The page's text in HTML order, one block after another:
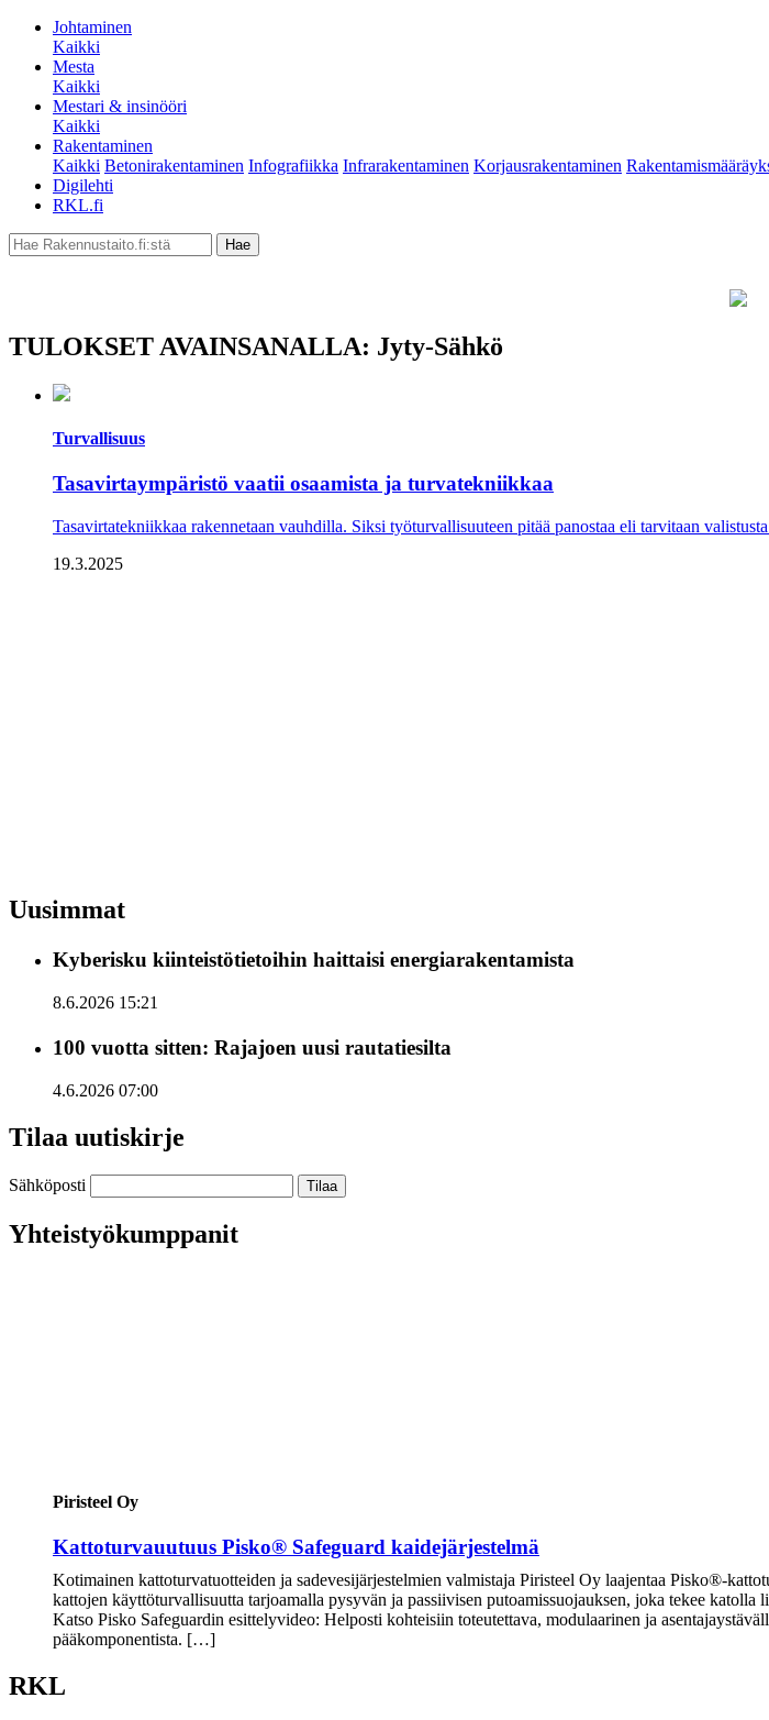
Johtaminen
Kaikki
Mesta
Kaikki
Mestari & insinööri
Kaikki
Rakentaminen
Kaikki Betonirakentaminen Infografiikka Infrarakentaminen Korjausrakentaminen
Digilehti
RKL.fi
TULOKSET AVAINSANALLA: Jyty-Sähkö
Turvallisuus
Tasavirtaympäristö vaatii osaamista ja turvatekniikkaa
Tasavirtatekniikkaa rakennetaan vauhdilla. Siksi työturvallisuuteen pitää panostaa eli tarvitaan
19.3.2025
Uusimmat
Kyberisku kiinteistötietoihin haittaisi energiarakentamista
8.6.2026 15:21
100 vuotta sitten: Rajajoen uusi rautatiesilta
4.6.2026 07:00
Tilaa uutiskirje
Sähköposti
Yhteistyökumppanit
Piristeel Oy
Kattoturvauutuus Pisko® Safeguard kaidejärjestelmä
Kotimainen kattoturvatuotteiden ja sadevesijärjestelmien valmistaja Piristeel Oy laajentaa Pisko®-
kattojen käyttöturvallisuutta tarjoamalla pysyvän ja passiivisen putoamissuojauksen, joka tekee
Katso Pisko Safeguardin esittelyvideo: Helposti kohteisiin toteutettava, modulaarinen ja
pääkomponentista. […]
RKL